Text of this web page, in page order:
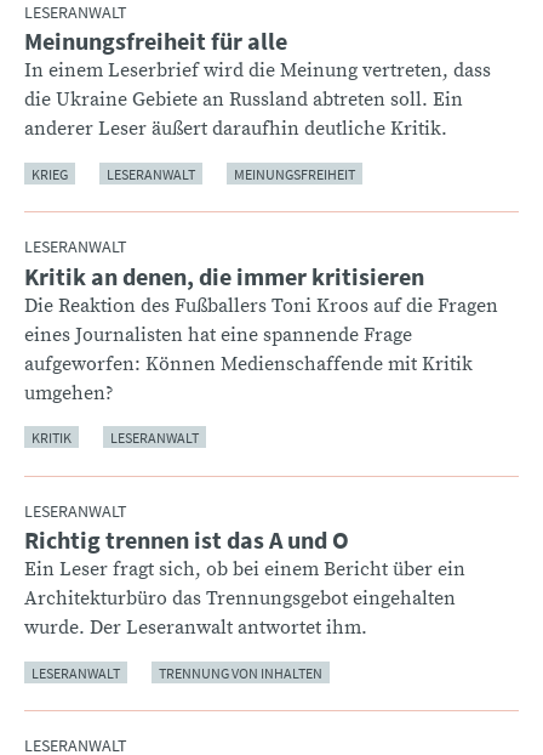
LESERANWALT
:Meinungsfreiheit für alle
In einem Leserbrief wird die Meinung vertreten, dass
die Ukraine Gebiete an Russland abtreten soll. Ein
anderer Leser äußert daraufhin deutliche Kritik.
KRIEG LESERANWALT MEINUNGSFREIHEIT
LESERANWALT
:Kritik an denen, die immer kritisieren
Die Reaktion des Fußballers Toni Kroos auf die Fragen
eines Journalisten hat eine spannende Frage
aufgeworfen: Können Medienschaffende mit Kritik
umgehen?
KRITIK LESERANWALT
LESERANWALT
:Richtig trennen ist das A und O
Ein Leser fragt sich, ob bei einem Bericht über ein
Architekturbüro das Trennungsgebot eingehalten
wurde. Der Leseranwalt antwortet ihm.
LESERANWALT TRENNUNG VON INHALTEN
LESERANWALT